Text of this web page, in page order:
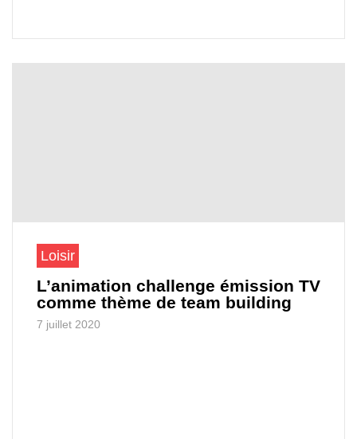
Loisir
L’animation challenge émission TV
comme thème de team building
7 juillet 2020